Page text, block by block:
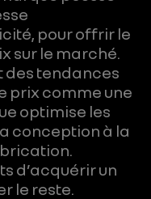
pour offrir le
sur le marché.
des tendances
prix comme une
optimise les
conception à la
d’acquérir un
le reste.